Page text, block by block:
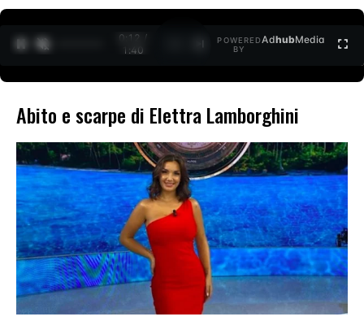
0:13 /
1:40
POWERED
BY
AdhubMedia
Abito e scarpe di Elettra Lamborghini